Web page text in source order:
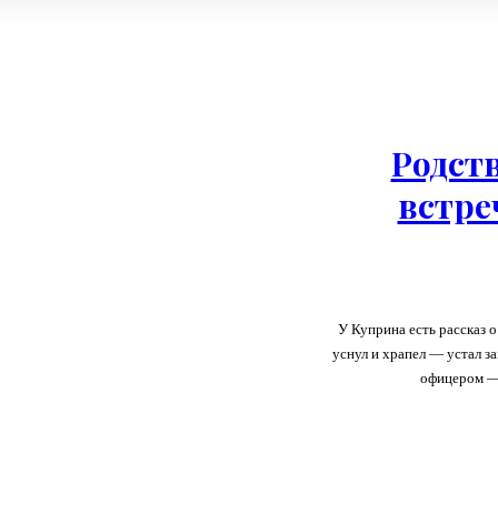
У Куприна есть рассказ
уснул и храпел — устал
офицером —